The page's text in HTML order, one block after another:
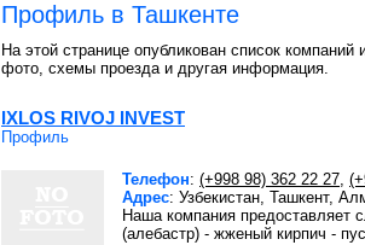
Профиль в Ташкенте
На этой странице опубликован список
фото, схемы проезда и другая информация.
IXLOS RIVOJ INVEST
Профиль
Телефон: (+998 98) 362 22 27,
Адрес: Узбекистан, Ташкент,
Наша компания предоставляет
(алебастр) - жженый кирпич -